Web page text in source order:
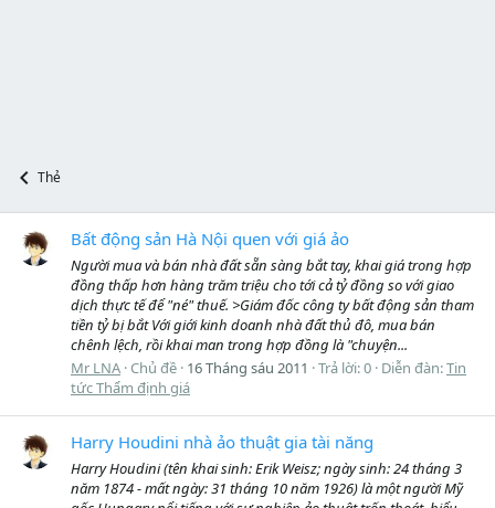
Thẻ
Bất động sản Hà Nội quen với giá ảo
Người mua và bán nhà đất sẵn sàng bắt tay, khai giá trong hợp
đồng thấp hơn hàng trăm triệu cho tới cả tỷ đồng so với giao
dịch thực tế để "né" thuế. >Giám đốc công ty bất động sản tham
tiền tỷ bị bắt Với giới kinh doanh nhà đất thủ đô, mua bán
chênh lệch, rồi khai man trong hợp đồng là "chuyện...
Mr LNA Chủ đề 16 Tháng sáu 2011 Trả lời: 0 Diễn đàn:Tin
tức Thẩm định giá
Harry Houdini nhà ảo thuật gia tài năng
Harry Houdini (tên khai sinh: Erik Weisz; ngày sinh: 24 tháng 3
năm 1874 - mất ngày: 31 tháng 10 năm 1926) là một người Mỹ